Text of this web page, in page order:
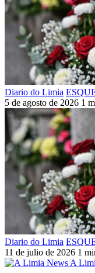
Diario do Limia
5 de agosto de 2026 1
Diario do Limia
11 de julio de 2026 1
A